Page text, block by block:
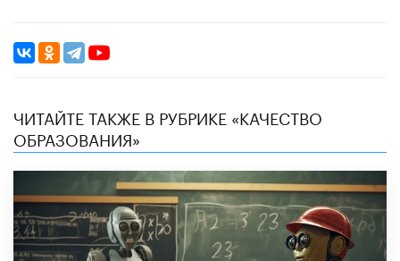
ЧИТАЙТЕ ТАКЖЕ В РУБРИКЕ «КАЧЕСТВО
ОБРАЗОВАНИЯ»